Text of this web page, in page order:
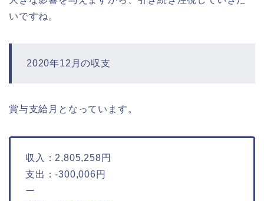
いですね。
2020年12月の収支
賞与支給月となっています。
収入：2,805,258円
支出：-300,006円
ー